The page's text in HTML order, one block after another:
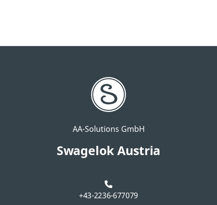
AA-Solutions GmbH
Swagelok Austria
+43-2236-677079